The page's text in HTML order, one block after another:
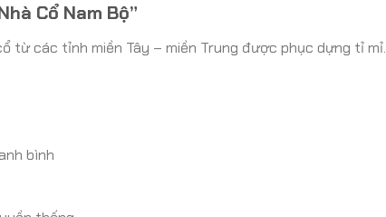
Cổ Nam Bộ”
từ các tỉnh miền Tây – miền Trung được phục dựng tỉ mỉ.
bình